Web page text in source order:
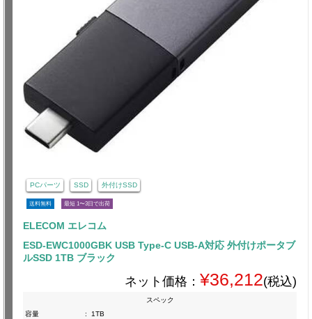
PCパーツ SSD 外付けSSD
送料無料 最短 1〜3日で出荷
ELECOM エレコム
ESD-EWC1000GBK USB Type-C USB-A対応 外付けポータブ
ルSSD 1TB ブラック
ネット価格： ¥36,212(税込)
スペック
容量
:
1TB